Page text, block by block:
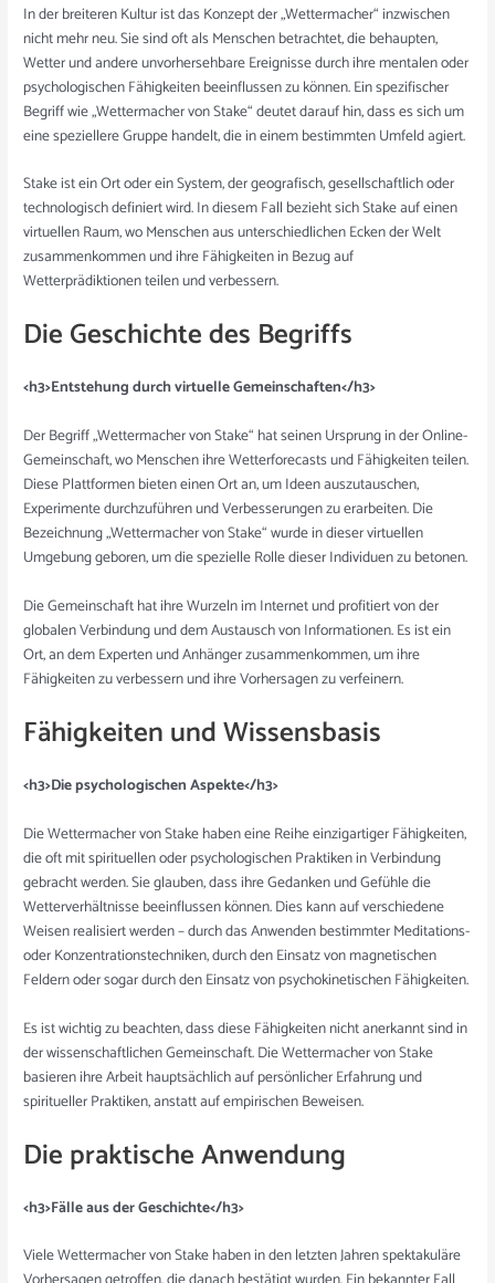
In der breiteren Kultur ist das Konzept der „Wettermacher“ inzwischen
nicht mehr neu. Sie sind oft als Menschen betrachtet, die behaupten,
Wetter und andere unvorhersehbare Ereignisse durch ihre mentalen oder
psychologischen Fähigkeiten beeinflussen zu können. Ein spezifischer
Begriff wie „Wettermacher von Stake“ deutet darauf hin, dass es sich um
eine speziellere Gruppe handelt, die in einem bestimmten Umfeld agiert.
Stake ist ein Ort oder ein System, der geografisch, gesellschaftlich oder
technologisch definiert wird. In diesem Fall bezieht sich Stake auf einen
virtuellen Raum, wo Menschen aus unterschiedlichen Ecken der Welt
zusammenkommen und ihre Fähigkeiten in Bezug auf
Wetterprädiktionen teilen und verbessern.
Die Geschichte des Begriffs
<h3>Entstehung durch virtuelle Gemeinschaften</h3>
Der Begriff „Wettermacher von Stake“ hat seinen Ursprung in der Online-
Gemeinschaft, wo Menschen ihre Wetterforecasts und Fähigkeiten teilen.
Diese Plattformen bieten einen Ort an, um Ideen auszutauschen,
Experimente durchzuführen und Verbesserungen zu erarbeiten. Die
Bezeichnung „Wettermacher von Stake“ wurde in dieser virtuellen
Umgebung geboren, um die spezielle Rolle dieser Individuen zu betonen.
Die Gemeinschaft hat ihre Wurzeln im Internet und profitiert von der
globalen Verbindung und dem Austausch von Informationen. Es ist ein
Ort, an dem Experten und Anhänger zusammenkommen, um ihre
Fähigkeiten zu verbessern und ihre Vorhersagen zu verfeinern.
Fähigkeiten und Wissensbasis
<h3>Die psychologischen Aspekte</h3>
Die Wettermacher von Stake haben eine Reihe einzigartiger Fähigkeiten,
die oft mit spirituellen oder psychologischen Praktiken in Verbindung
gebracht werden. Sie glauben, dass ihre Gedanken und Gefühle die
Wetterverhältnisse beeinflussen können. Dies kann auf verschiedene
Weisen realisiert werden – durch das Anwenden bestimmter Meditations-
oder Konzentrationstechniken, durch den Einsatz von magnetischen
Feldern oder sogar durch den Einsatz von psychokinetischen Fähigkeiten.
Es ist wichtig zu beachten, dass diese Fähigkeiten nicht anerkannt sind in
der wissenschaftlichen Gemeinschaft. Die Wettermacher von Stake
basieren ihre Arbeit hauptsächlich auf persönlicher Erfahrung und
spiritueller Praktiken, anstatt auf empirischen Beweisen.
Die praktische Anwendung
<h3>Fälle aus der Geschichte</h3>
Viele Wettermacher von Stake haben in den letzten Jahren spektakuläre